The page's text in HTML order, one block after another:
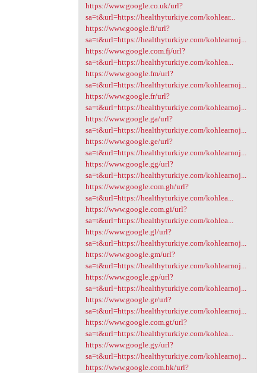
https://www.google.co.uk/url?
sa=t&url=https://healthyturkiye.com/kohlear...
https://www.google.fi/url?
sa=t&url=https://healthyturkiye.com/kohlearnoj...
https://www.google.com.fj/url?
sa=t&url=https://healthyturkiye.com/kohlea...
https://www.google.fm/url?
sa=t&url=https://healthyturkiye.com/kohlearnoj...
https://www.google.fr/url?
sa=t&url=https://healthyturkiye.com/kohlearnoj...
https://www.google.ga/url?
sa=t&url=https://healthyturkiye.com/kohlearnoj...
https://www.google.ge/url?
sa=t&url=https://healthyturkiye.com/kohlearnoj...
https://www.google.gg/url?
sa=t&url=https://healthyturkiye.com/kohlearnoj...
https://www.google.com.gh/url?
sa=t&url=https://healthyturkiye.com/kohlea...
https://www.google.com.gi/url?
sa=t&url=https://healthyturkiye.com/kohlea...
https://www.google.gl/url?
sa=t&url=https://healthyturkiye.com/kohlearnoj...
https://www.google.gm/url?
sa=t&url=https://healthyturkiye.com/kohlearnoj...
https://www.google.gp/url?
sa=t&url=https://healthyturkiye.com/kohlearnoj...
https://www.google.gr/url?
sa=t&url=https://healthyturkiye.com/kohlearnoj...
https://www.google.com.gt/url?
sa=t&url=https://healthyturkiye.com/kohlea...
https://www.google.gy/url?
sa=t&url=https://healthyturkiye.com/kohlearnoj...
https://www.google.com.hk/url?